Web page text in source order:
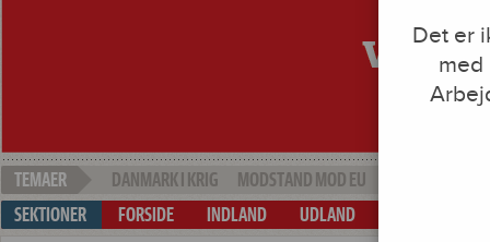
DANMARK I KRIG MODSTAND MOD EU
FORSIDE
INDLAND UDLAND
Det er